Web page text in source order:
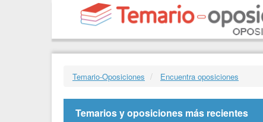
Temario-Oposiciones Encuentra oposiciones
Temarios y oposiciones más recientes